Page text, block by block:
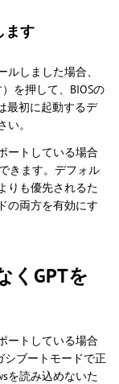
ます
しました場合、
を押して、BIOSの
最初に起動するデ
。
ートしている場合
きます。デフォル
りも優先されるた
の両方を有効にす
くGPTを
ートしている場合
シブートモードで正
を読み込めないた